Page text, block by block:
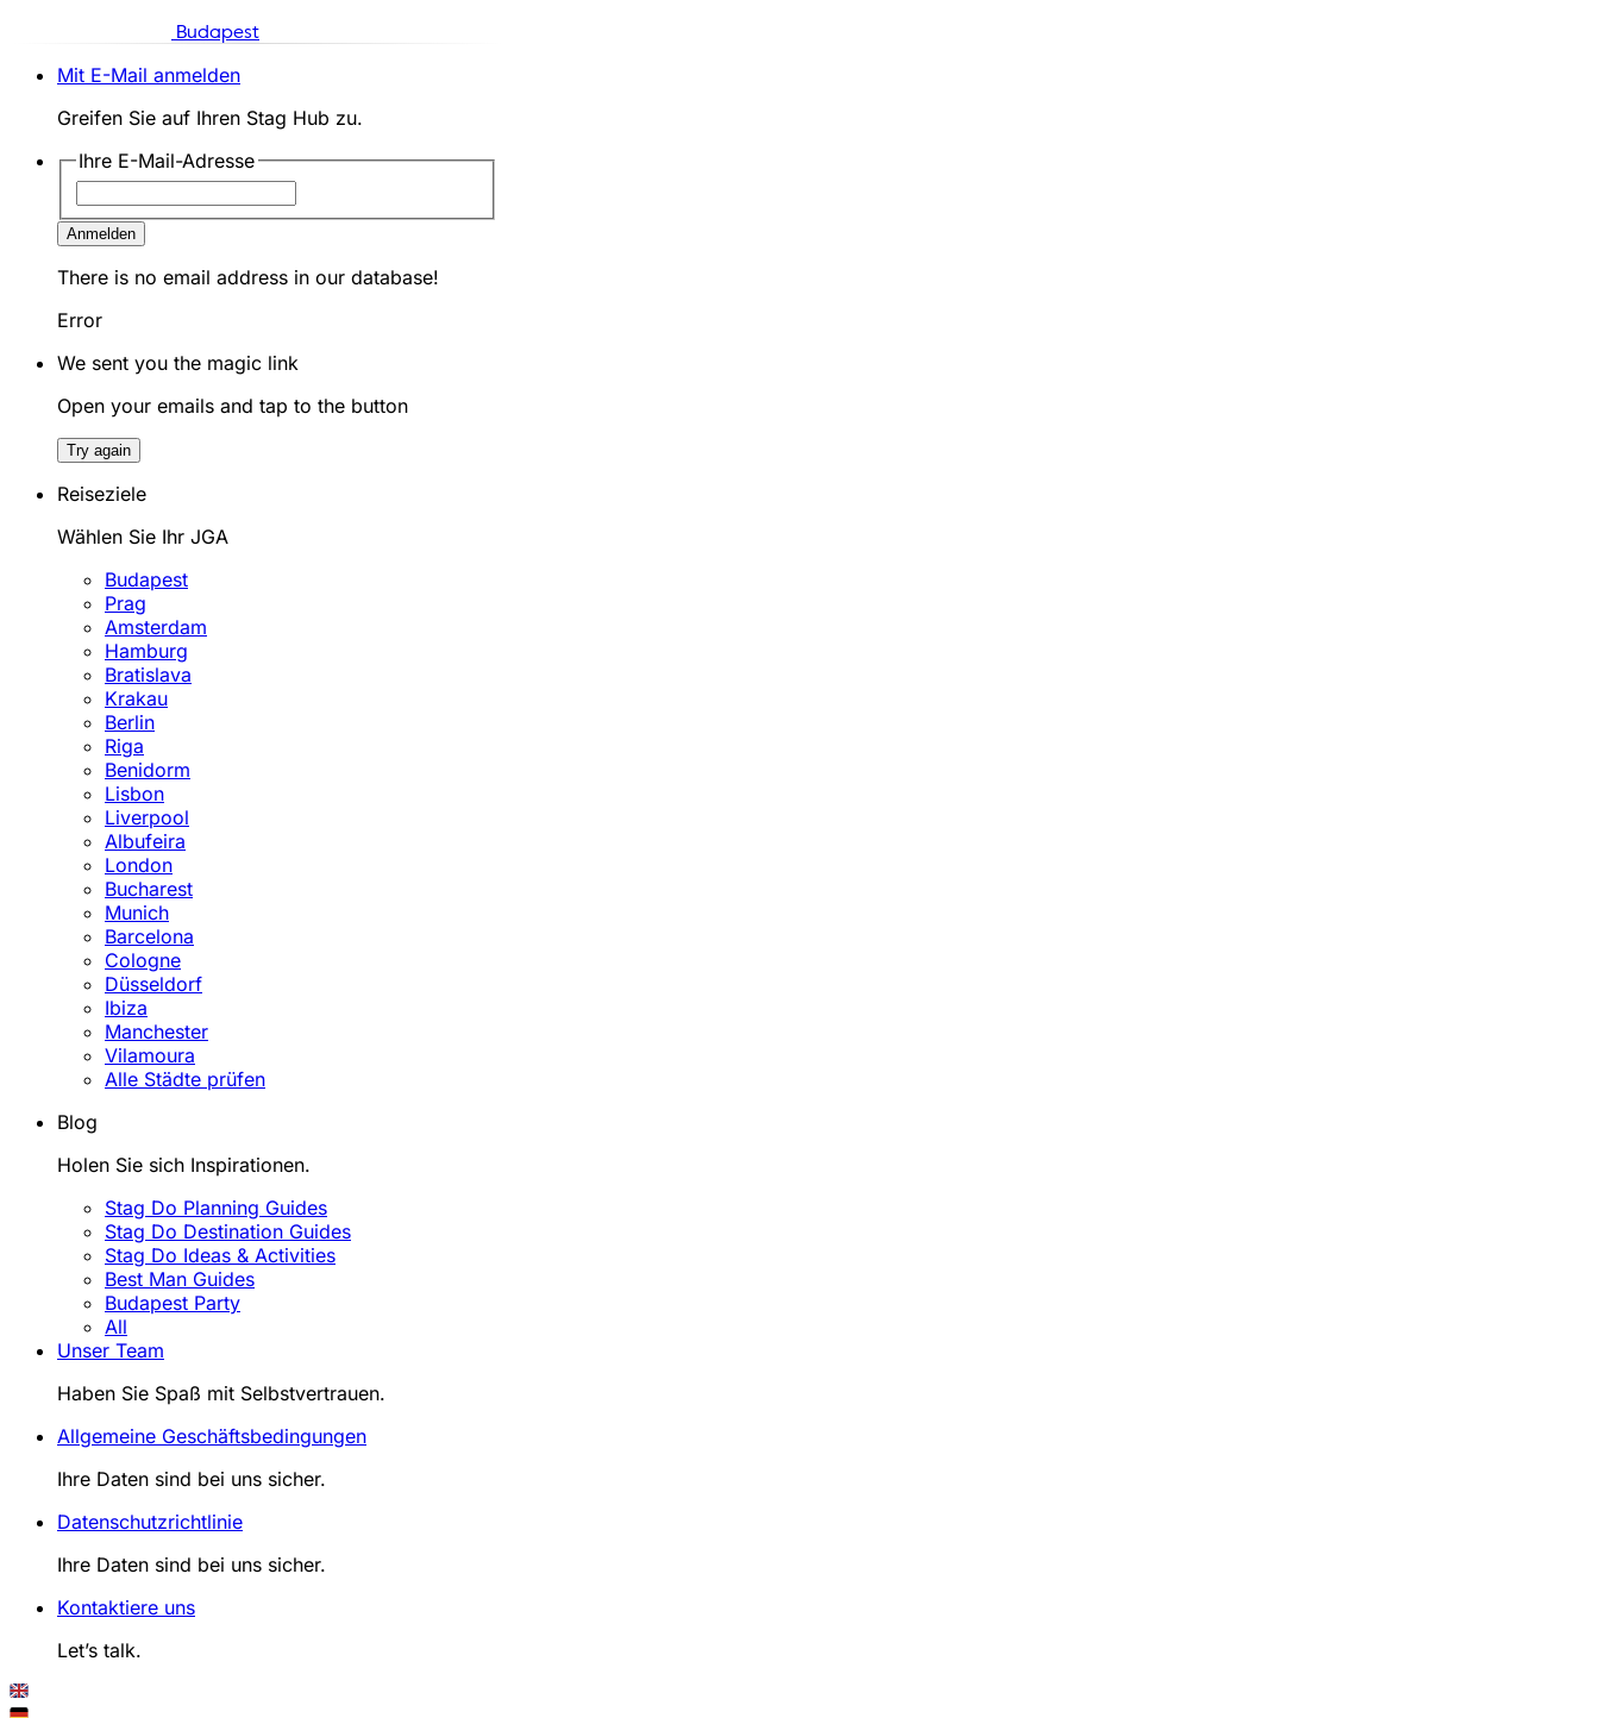
Budapest
Mit E-Mail anmelden
Greifen Sie auf Ihren Stag Hub zu.
Ihre E-Mail-Adresse
Anmelden
There is no email address in our database!
Error
We sent you the magic link
Open your emails and tap to the button
Try again
Reiseziele
Wählen Sie Ihr JGA
Budapest
Prag
Amsterdam
Hamburg
Bratislava
Krakau
Berlin
Riga
Benidorm
Lisbon
Liverpool
Albufeira
London
Bucharest
Munich
Barcelona
Cologne
Düsseldorf
Ibiza
Manchester
Vilamoura
Alle Städte prüfen
Blog
Holen Sie sich Inspirationen.
Stag Do Planning Guides
Stag Do Destination Guides
Stag Do Ideas & Activities
Best Man Guides
Budapest Party
All
Unser Team
Haben Sie Spaß mit Selbstvertrauen.
Allgemeine Geschäftsbedingungen
Ihre Daten sind bei uns sicher.
Datenschutzrichtlinie
Ihre Daten sind bei uns sicher.
Kontaktiere uns
Let’s talk.